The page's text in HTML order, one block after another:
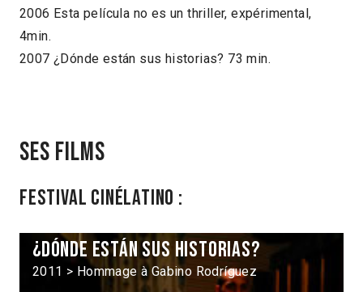
2006 Esta película no es un thriller, expérimental,
4min.
2007 ¿Dónde están sus historias? 73 min.
Ses films
Festival Cinélatino :
¿Dónde están sus historias?
2011 > Hommage à Gabino Rodríguez